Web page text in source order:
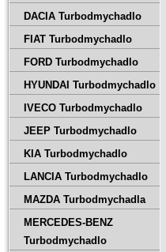
DACIA Turbodmychadlo
FIAT Turbodmychadlo
FORD Turbodmychadlo
HYUNDAI Turbodmychadlo
IVECO Turbodmychadlo
JEEP Turbodmychadlo
KIA Turbodmychadlo
LANCIA Turbodmychadlo
MAZDA Turbodmychadla
MERCEDES-BENZ
Turbodmychadlo